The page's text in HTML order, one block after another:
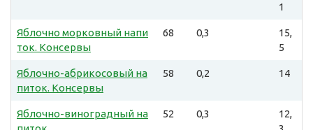
1
Яблочно морковный напи
ток. Консервы
68 0,3
15,
5
Яблочно-абрикосовый на
питок. Консервы
58 0,2 14
Яблочно-виноградный на
52 0,3
12,